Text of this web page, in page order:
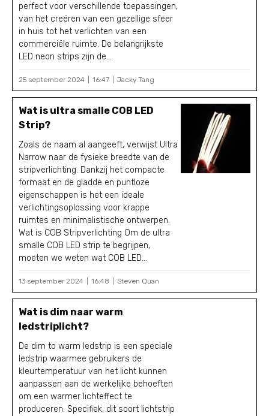
perfect voor verschillende toepassingen,
van het creëren van een gezellige sfeer
in huis tot het verlichten van een
commerciële ruimte. De belangrijkste
LED neon strips zijn de...
25 september 2024 16:47 Jacky Tang
Wat is ultra smalle COB LED
Strip?
Zoals de naam al aangeeft, verwijst Ultra
Narrow naar de fysieke breedte van de
stripverlichting. Dankzij het compacte
formaat en de gladde en puntloze
eigenschappen is het een ideale
verlichtingsoplossing voor krappe
ruimtes en minimalistische ontwerpen.
Wat is COB Stripverlichting Om de ultra
smalle COB LED strip te begrijpen,
moeten we weten wat COB LED...
13 september 2024 16:48 Steven Quan
Wat is dim naar warm
ledstriplicht?
De dim to warm ledstrip is een speciale
ledstrip waarmee gebruikers de
kleurtemperatuur van het licht kunnen
aanpassen aan de werkelijke behoeften
om een warmer lichteffect te
produceren. Specifiek, dit soort lichtstrip